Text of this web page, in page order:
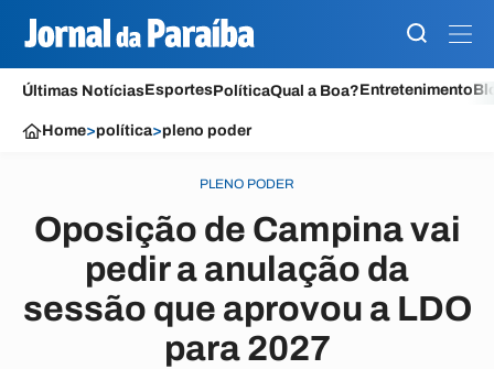
Últimas NotíciasEsportesPolíticaQual a Boa?Entretenimento
Home>política>pleno poder
PLENO PODER
Oposição de Campina vai
pedir a anulação da
sessão que aprovou a LDO
para 2027